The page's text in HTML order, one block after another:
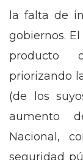
la falta de
gobiernos.
producto
priorizando
(de los
aumento
Nacional,
seguridad